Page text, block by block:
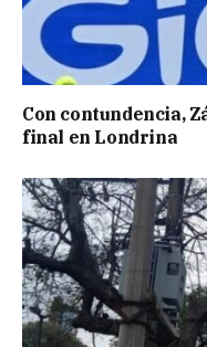
Con contundencia,
final en Londrina